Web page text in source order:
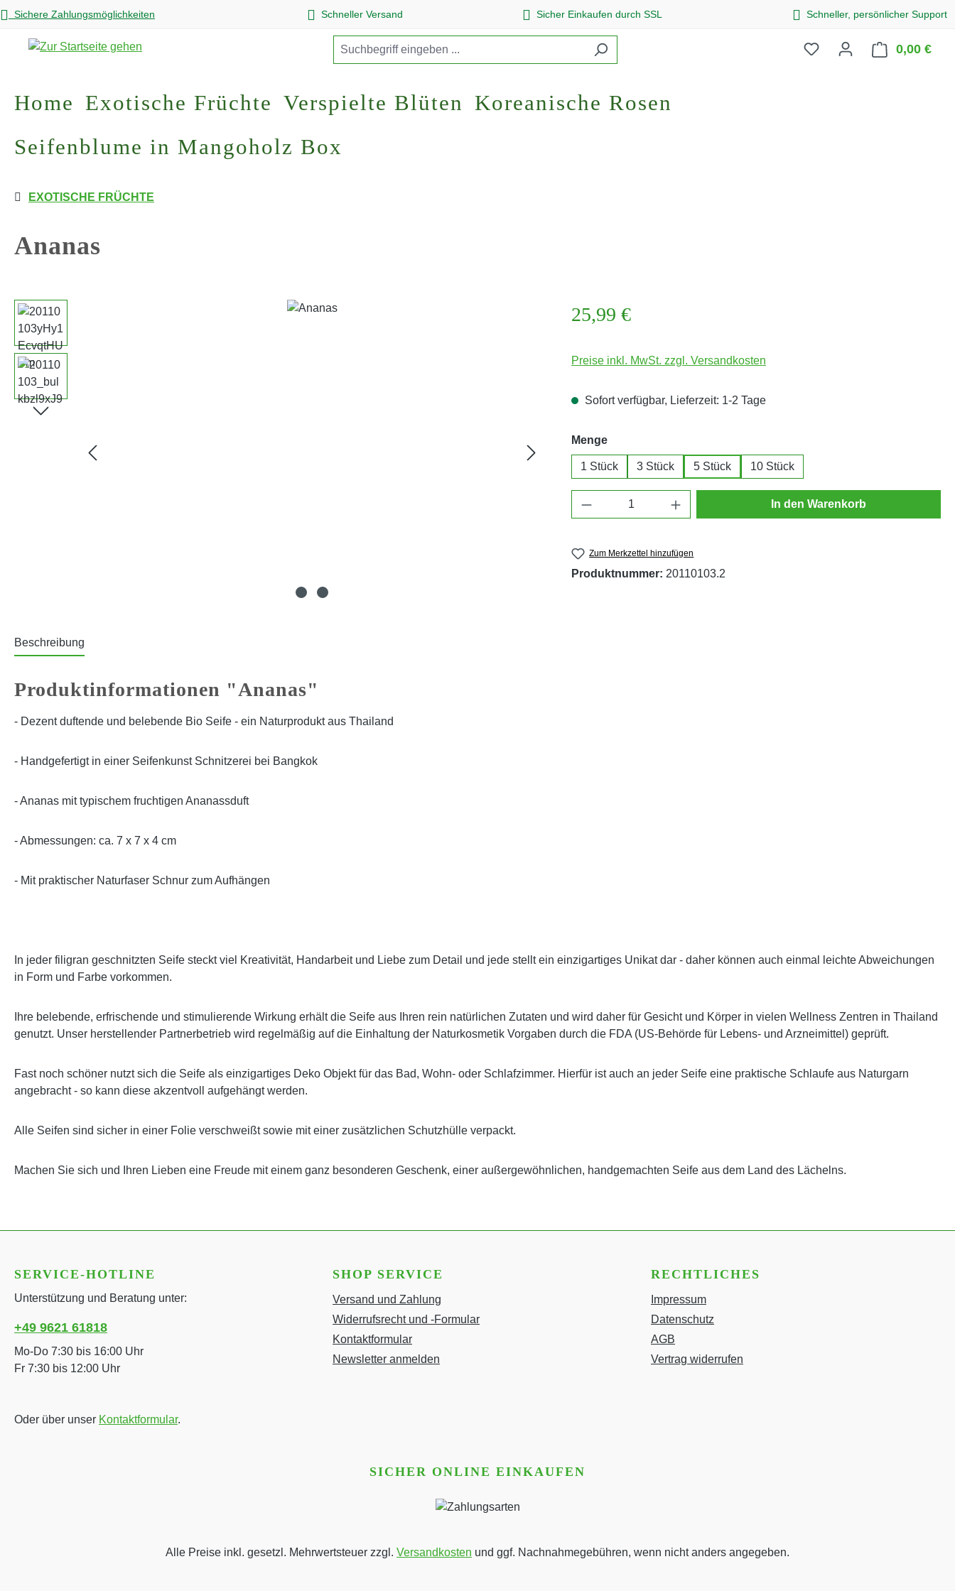
Hauptinhalt springen
Zur Suche springen
Zur Hauptnavigation springen
Sichere Zahlungsmöglichkeiten Schneller Versand Sicher Einkaufen durch SSL Schneller, persönlicher Support
0,00 €
Home Exotische Früchte Verspielte Blüten Koreanische Rosen
Seifenblume in Mangoholz Box
EXOTISCHE FRÜCHTE
Ananas
Bildergalerie überspringen Regulärer Preis:
25,99 €
Preise inkl. MwSt. zzgl. Versandkosten
Sofort verfügbar, Lieferzeit: 1-2 Tage
Mengeauswählen
1 Stück 3 Stück 5 Stück 10 Stück
Produkt Anzahl: Gib den gewünschten Wert ein
In den Warenkorb
Zum Merkzettel hinzufügen
Produktnummer: 20110103.2
Beschreibung
Produktinformationen "Ananas"
- Dezent duftende und belebende Bio Seife - ein Naturprodukt aus Thailand
- Handgefertigt in einer Seifenkunst Schnitzerei bei Bangkok
- Ananas mit typischem fruchtigen Ananassduft
- Abmessungen: ca. 7 x 7 x 4 cm
- Mit praktischer Naturfaser Schnur zum Aufhängen
In jeder filigran geschnitzten Seife steckt viel Kreativität, Handarbeit und Liebe zum Detail und jede stellt ein einzigartiges Unikat dar - daher können auch einmal leichte Abweichungen
in Form und Farbe vorkommen.
Ihre belebende, erfrischende und stimulierende Wirkung erhält die Seife aus Ihren rein natürlichen Zutaten und wird daher für Gesicht und Körper in vielen Wellness Zentren in Thailand
genutzt. Unser herstellender Partnerbetrieb wird regelmäßig auf die Einhaltung der Naturkosmetik Vorgaben durch die FDA (US-Behörde für Lebens- und Arzneimittel) geprüft.
Fast noch schöner nutzt sich die Seife als einzigartiges Deko Objekt für das Bad, Wohn- oder Schlafzimmer. Hierfür ist auch an jeder Seife eine praktische Schlaufe aus Naturgarn
angebracht - so kann diese akzentvoll aufgehängt werden.
Alle Seifen sind sicher in einer Folie verschweißt sowie mit einer zusätzlichen Schutzhülle verpackt.
Machen Sie sich und Ihren Lieben eine Freude mit einem ganz besonderen Geschenk, einer außergewöhnlichen, handgemachten Seife aus dem Land des Lächelns.
SERVICE-HOTLINE
Unterstützung und Beratung unter:
+49 9621 61818
Mo-Do 7:30 bis 16:00 Uhr
Fr 7:30 bis 12:00 Uhr
Oder über unser Kontaktformular.
SHOP SERVICE
Versand und Zahlung
Widerrufsrecht und -Formular
Kontaktformular
Newsletter anmelden
RECHTLICHES
Impressum
Datenschutz
AGB
Vertrag widerrufen
SICHER ONLINE EINKAUFEN
Alle Preise inkl. gesetzl. Mehrwertsteuer zzgl. Versandkosten und ggf. Nachnahmegebühren, wenn nicht anders angegeben.